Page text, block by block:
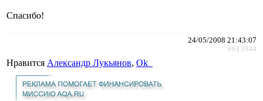
Спасибо!
24/05/2008 21:43:07
#613044
Нравится Александр Лукьянов, Ok_